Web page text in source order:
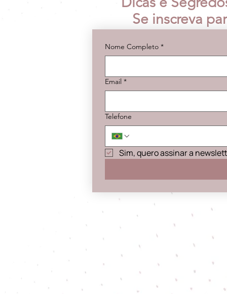
Se inscreva
Nome Completo *
Email *
Telefone
Sim, quero assinar a